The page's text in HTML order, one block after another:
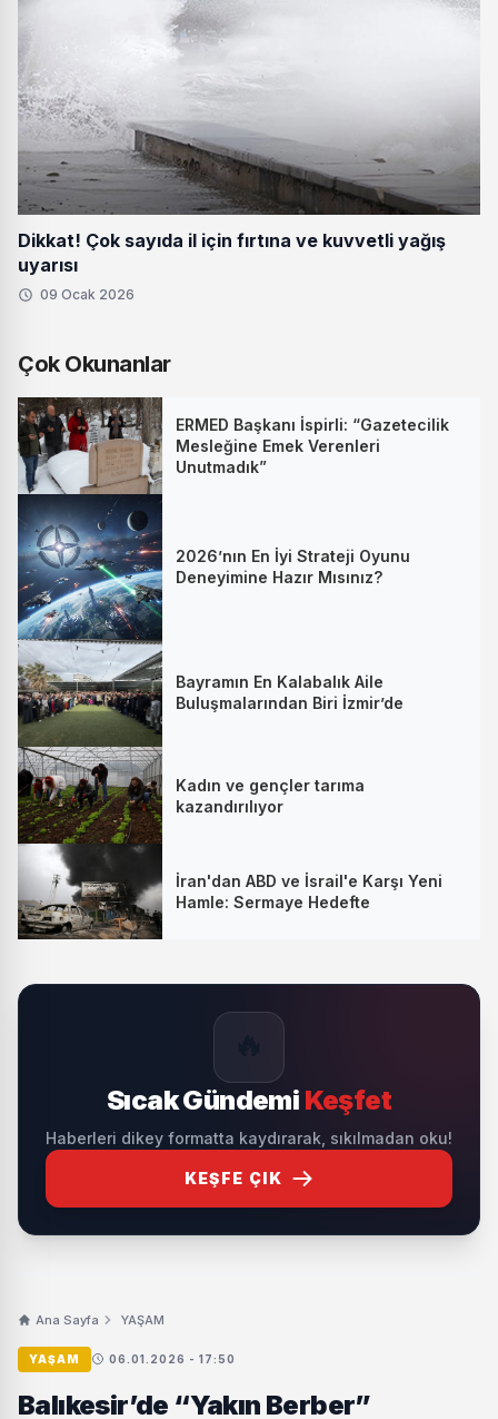
Dikkat! Çok sayıda il için fırtına ve kuvvetli yağış
uyarısı
09 Ocak 2026
Çok Okunanlar
ERMED Başkanı İspirli: “Gazetecilik
Mesleğine Emek Verenleri
Unutmadık”
2026’nın En İyi Strateji Oyunu
Deneyimine Hazır Mısınız?
Bayramın En Kalabalık Aile
Buluşmalarından Biri İzmir’de
Kadın ve gençler tarıma
kazandırılıyor
İran'dan ABD ve İsrail'e Karşı Yeni
Hamle: Sermaye Hedefte
Sıcak Gündemi Keşfet
Haberleri dikey formatta kaydırarak, sıkılmadan oku!
KEŞFE ÇIK
Ana Sayfa YAŞAM
YAŞAM 06.01.2026 - 17:50
Balıkesir’de “Yakın Berber”